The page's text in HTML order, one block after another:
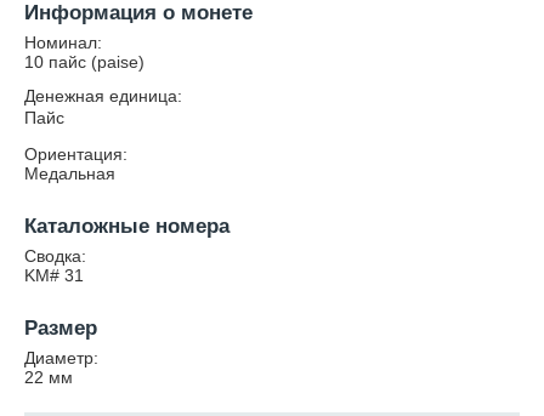
Информация о монете
Номинал:
10 пайс (paise)
Денежная единица:
Пайс
Ориентация:
Медальная
Каталожные номера
Сводка:
KM# 31
Размер
Диаметр:
22 мм